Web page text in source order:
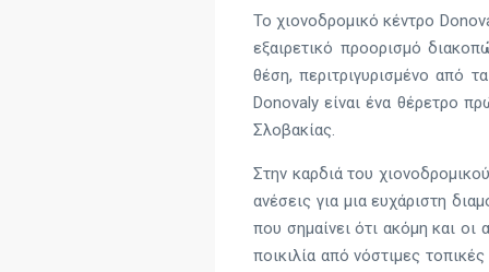
Το χιονοδρομικό κέντρο
εξαιρετικό προορισμό
θέση, περιτριγυρισμένο από
Donovaly είναι ένα θέρετρο
Σλοβακίας.
Στην καρδιά του
ανέσεις για μια ευχάριστη
που σημαίνει ότι ακόμη και
ποικιλία από νόστιμες